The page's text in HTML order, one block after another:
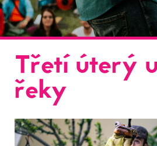
Třetí úterý
řeky